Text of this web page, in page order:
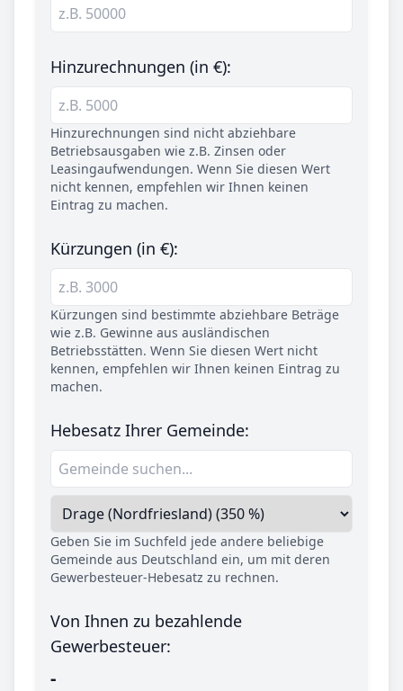
Hinzurechnungen (in €):
Hinzurechnungen sind nicht abziehbare
Betriebsausgaben wie z.B. Zinsen oder
Leasingaufwendungen. Wenn Sie diesen Wert
nicht kennen, empfehlen wir Ihnen keinen
Eintrag zu machen.
Kürzungen (in €):
Kürzungen sind bestimmte abziehbare Beträge
wie z.B. Gewinne aus ausländischen
Betriebsstätten. Wenn Sie diesen Wert nicht
kennen, empfehlen wir Ihnen keinen Eintrag zu
machen.
Hebesatz Ihrer Gemeinde:
Geben Sie im Suchfeld jede andere beliebige
Gemeinde aus Deutschland ein, um mit deren
Gewerbesteuer-Hebesatz zu rechnen.
Von Ihnen zu bezahlende
Gewerbesteuer:
-